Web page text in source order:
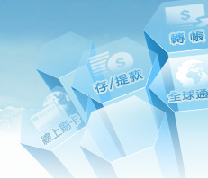
高雄大樂購物中心 刷卡郵好禮(活動期間：
新竹遠東巨城購物中心 2026巨城年中慶
115/08/26)
臺北三創生活 有點東西第2波 刷卡郵好禮(